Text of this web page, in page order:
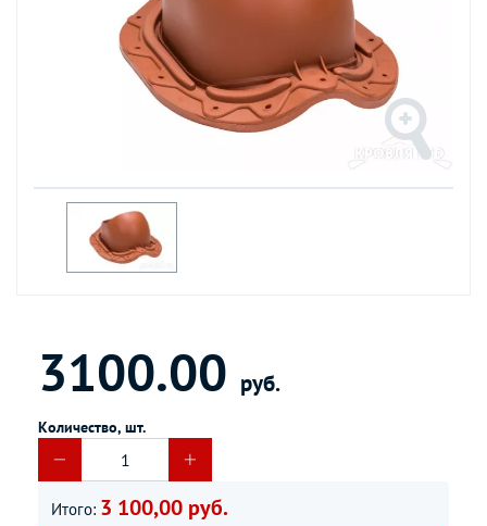
3100.00 руб.
Количество, шт.
Итого: 3 100,00 руб.